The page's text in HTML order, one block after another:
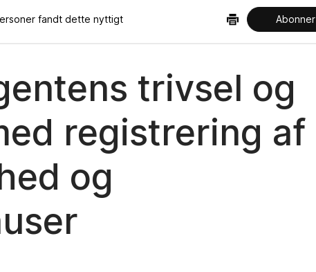
fandt dette nyttigt Abonner
trivsel og
registrering af
og